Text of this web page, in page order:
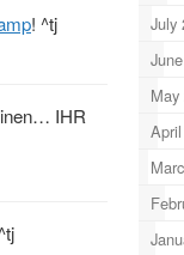
! ^tj
IHR
July
May